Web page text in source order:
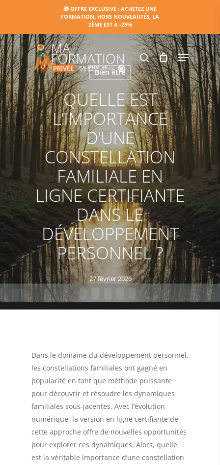
content
🎁 OFFRE EXCLUSIVE : ACHETEZ UNE
FORMATION, HORS NOUVEAUTÉS, LA
2ÈME EST À -25%
search Menu
Bien être
QUELLE EST
L’IMPORTANCE
D’UNE
CONSTELLATION
FAMILIALE EN
LIGNE CERTIFIANTE
DANS LE
DÉVELOPPEMENT
PERSONNEL ?
27 février 2026
Dans le domaine du développement personnel,
les constellations familiales ont gagné en
popularité en tant que méthode puissante
pour découvrir et résoudre les dynamiques
familiales sous-jacentes. Avec l’évolution
numérique, la version en ligne certifiante de
cette approche offre de nouvelles opportunités
pour explorer ces dynamiques. Alors, quelle
est la véritable importance d’une constellation